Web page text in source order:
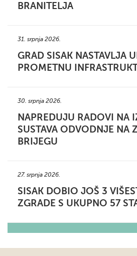
BRANITELJA
31. srpnja 2026.
GRAD SISAK NASTAVLJA
PROMETNU
30. srpnja 2026.
NAPREDUJU RADOVI NA
SUSTAVA ODVODNJE NA
BRIJEGU
27. srpnja 2026.
SISAK DOBIO JOŠ 3
ZGRADE S UKUPNO 57